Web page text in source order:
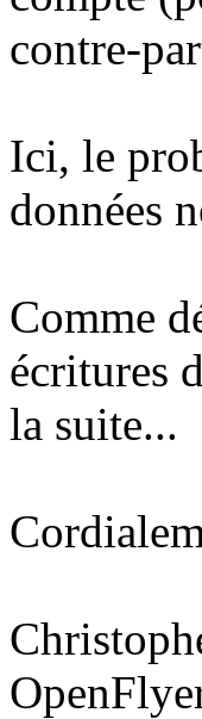
contre-
Ici, le
données
Comme
écritures
la suite...